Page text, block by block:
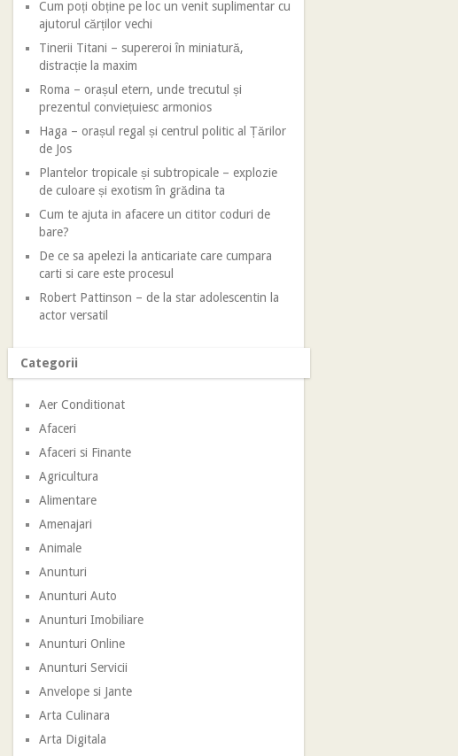
Cum poți obține pe loc un venit suplimentar cu
ajutorul cărților vechi
Tinerii Titani – supereroi în miniatură,
distracție la maxim
Roma – orașul etern, unde trecutul și
prezentul conviețuiesc armonios
Haga – orașul regal și centrul politic al Țărilor
de Jos
Plantelor tropicale și subtropicale – explozie
de culoare și exotism în grădina ta
Cum te ajuta in afacere un cititor coduri de
bare?
De ce sa apelezi la anticariate care cumpara
carti si care este procesul
Robert Pattinson – de la star adolescentin la
actor versatil
Categorii
Aer Conditionat
Afaceri
Afaceri si Finante
Agricultura
Alimentare
Amenajari
Animale
Anunturi
Anunturi Auto
Anunturi Imobiliare
Anunturi Online
Anunturi Servicii
Anvelope si Jante
Arta Culinara
Arta Digitala